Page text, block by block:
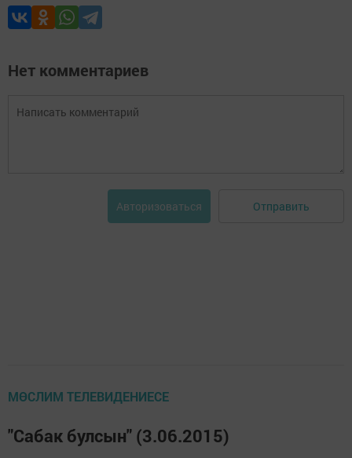
Нет комментариев
Авторизоваться Отправить
МӨСЛИМ ТЕЛЕВИДЕНИЕСЕ
"Сабак булсын" (3.06.2015)